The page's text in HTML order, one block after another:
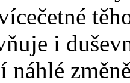
i
náhlé